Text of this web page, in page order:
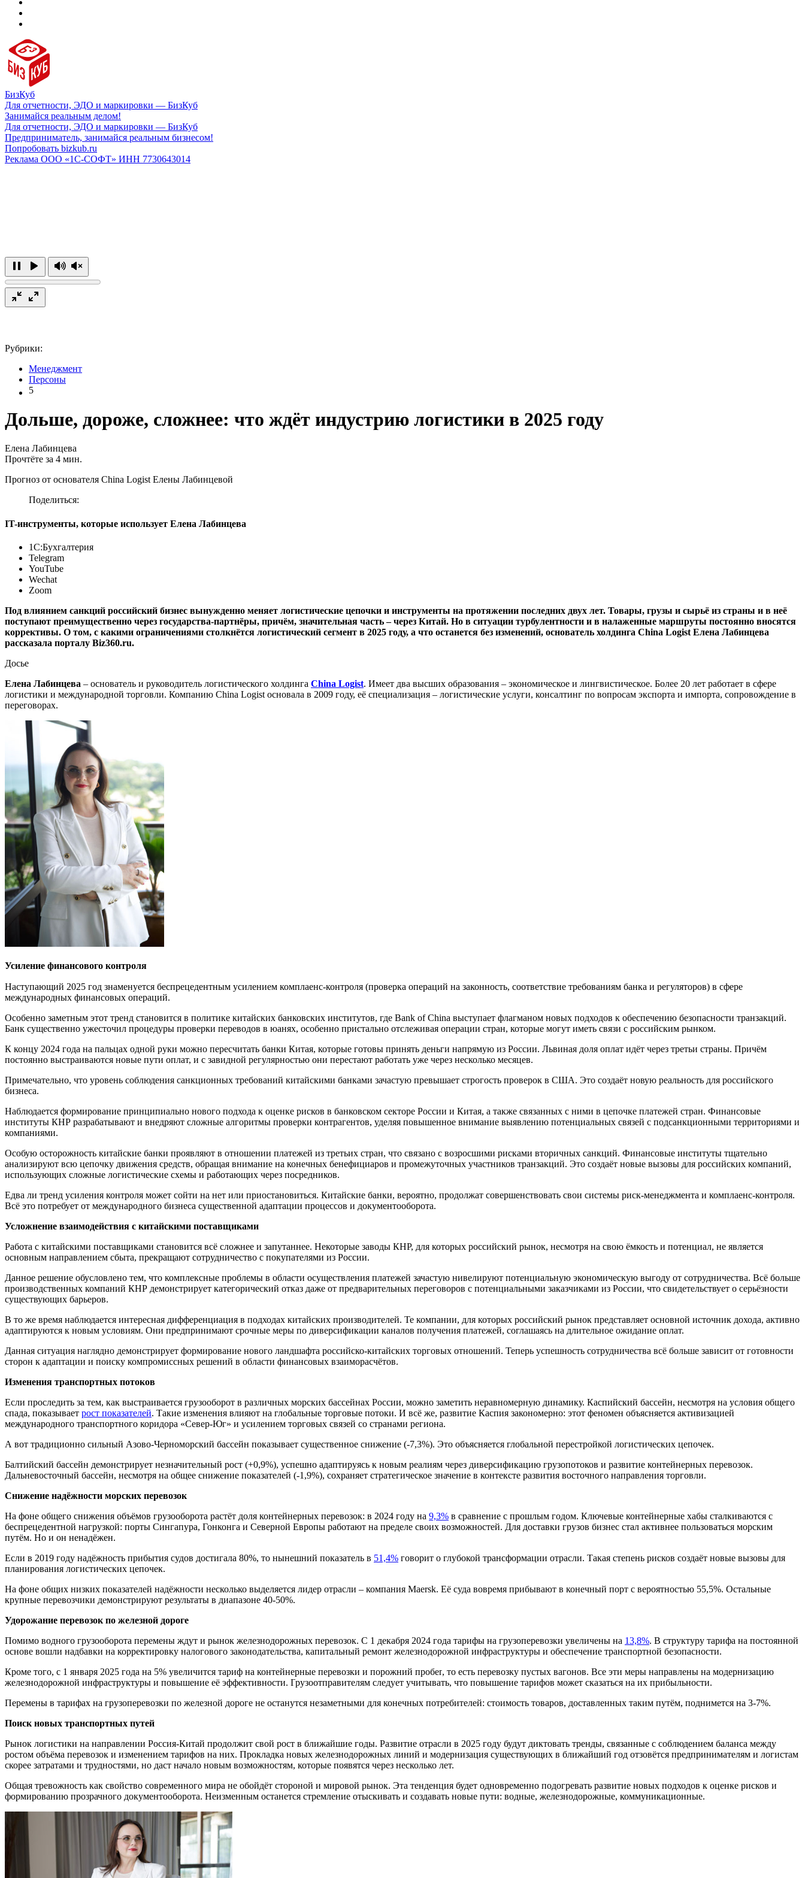
БизКуб
Для отчетности, ЭДО и маркировки — БизКуб
Занимайся реальным делом!
Для отчетности, ЭДО и маркировки — БизКуб
Предприниматель, занимайся реальным бизнесом!
Попробовать bizkub.ru
Реклама ООО «1С-СОФТ» ИНН 7730643014
Рубрики:
Менеджмент
Персоны
5
Дольше, дороже, сложнее: что ждёт индустрию логистики в 2025 году
Елена Лабинцева
Прочтёте за 4 мин.
Прогноз от основателя China Logist Елены Лабинцевой
Поделиться:
IT-инструменты, которые использует Елена Лабинцева
1С:Бухгалтерия
Telegram
YouTube
Wechat
Zoom
Под влиянием санкций российский бизнес вынужденно меняет логистические цепочки и инструменты на протяжении последних двух лет. Товары, грузы и сырьё из страны и в неё
поступают преимущественно через государства-партнёры, причём, значительная часть – через Китай. Но в ситуации турбулентности и в налаженные маршруты постоянно вносятся
коррективы. О том, с какими ограничениями столкнётся логистический сегмент в 2025 году, а что останется без изменений, основатель холдинга China Logist Елена Лабинцева
рассказала порталу Biz360.ru.
Досье
Елена Лабинцева – основатель и руководитель логистического холдинга China Logist. Имеет два высших образования – экономическое и лингвистическое. Более 20 лет работает в сфере
логистики и международной торговли. Компанию China Logist основала в 2009 году, её специализация – логистические услуги, консалтинг по вопросам экспорта и импорта, сопровождение в
переговорах.
Усиление финансового контроля
Наступающий 2025 год знаменуется беспрецедентным усилением комплаенс-контроля (проверка операций на законность, соответствие требованиям банка и регуляторов) в сфере
международных финансовых операций.
Особенно заметным этот тренд становится в политике китайских банковских институтов, где Bank of China выступает флагманом новых подходов к обеспечению безопасности транзакций.
Банк существенно ужесточил процедуры проверки переводов в юанях, особенно пристально отслеживая операции стран, которые могут иметь связи с российским рынком.
К концу 2024 года на пальцах одной руки можно пересчитать банки Китая, которые готовы принять деньги напрямую из России. Львиная доля оплат идёт через третьи страны. Причём
постоянно выстраиваются новые пути оплат, и с завидной регулярностью они перестают работать уже через несколько месяцев.
Примечательно, что уровень соблюдения санкционных требований китайскими банками зачастую превышает строгость проверок в США. Это создаёт новую реальность для российского
бизнеса.
Наблюдается формирование принципиально нового подхода к оценке рисков в банковском секторе России и Китая, а также связанных с ними в цепочке платежей стран. Финансовые
институты КНР разрабатывают и внедряют сложные алгоритмы проверки контрагентов, уделяя повышенное внимание выявлению потенциальных связей с подсанкционными территориями и
компаниями.
Особую осторожность китайские банки проявляют в отношении платежей из третьих стран, что связано с возросшими рисками вторичных санкций. Финансовые институты тщательно
анализируют всю цепочку движения средств, обращая внимание на конечных бенефициаров и промежуточных участников транзакций. Это создаёт новые вызовы для российских компаний,
использующих сложные логистические схемы и работающих через посредников.
Едва ли тренд усиления контроля может сойти на нет или приостановиться. Китайские банки, вероятно, продолжат совершенствовать свои системы риск-менеджмента и комплаенс-контроля.
Всё это потребует от международного бизнеса существенной адаптации процессов и документооборота.
Усложнение взаимодействия с китайскими поставщиками
Работа с китайскими поставщиками становится всё сложнее и запутаннее. Некоторые заводы КНР, для которых российский рынок, несмотря на свою ёмкость и потенциал, не является
основным направлением сбыта, прекращают сотрудничество с покупателями из России.
Данное решение обусловлено тем, что комплексные проблемы в области осуществления платежей зачастую нивелируют потенциальную экономическую выгоду от сотрудничества. Всё больше
производственных компаний КНР демонстрирует категорический отказ даже от предварительных переговоров с потенциальными заказчиками из России, что свидетельствует о серьёзности
существующих барьеров.
В то же время наблюдается интересная дифференциация в подходах китайских производителей. Те компании, для которых российский рынок представляет основной источник дохода, активно
адаптируются к новым условиям. Они предпринимают срочные меры по диверсификации каналов получения платежей, соглашаясь на длительное ожидание оплат.
Данная ситуация наглядно демонстрирует формирование нового ландшафта российско-китайских торговых отношений. Теперь успешность сотрудничества всё больше зависит от готовности
сторон к адаптации и поиску компромиссных решений в области финансовых взаиморасчётов.
Изменения транспортных потоков
Если проследить за тем, как выстраивается грузооборот в различных морских бассейнах России, можно заметить неравномерную динамику. Каспийский бассейн, несмотря на условия общего
спада, показывает рост показателей. Такие изменения влияют на глобальные торговые потоки. И всё же, развитие Каспия закономерно: этот феномен объясняется активизацией
международного транспортного коридора «Север-Юг» и усилением торговых связей со странами региона.
А вот традиционно сильный Азово-Черноморский бассейн показывает существенное снижение (-7,3%). Это объясняется глобальной перестройкой логистических цепочек.
Балтийский бассейн демонстрирует незначительный рост (+0,9%), успешно адаптируясь к новым реалиям через диверсификацию грузопотоков и развитие контейнерных перевозок.
Дальневосточный бассейн, несмотря на общее снижение показателей (-1,9%), сохраняет стратегическое значение в контексте развития восточного направления торговли.
Снижение надёжности морских перевозок
На фоне общего снижения объёмов грузооборота растёт доля контейнерных перевозок: в 2024 году на 9,3% в сравнение с прошлым годом. Ключевые контейнерные хабы сталкиваются с
беспрецедентной нагрузкой: порты Сингапура, Гонконга и Северной Европы работают на пределе своих возможностей. Для доставки грузов бизнес стал активнее пользоваться морским
путём. Но и он ненадёжен.
Если в 2019 году надёжность прибытия судов достигала 80%, то нынешний показатель в 51,4% говорит о глубокой трансформации отрасли. Такая степень рисков создаёт новые вызовы для
планирования логистических цепочек.
На фоне общих низких показателей надёжности несколько выделяется лидер отрасли – компания Maersk. Её суда вовремя прибывают в конечный порт с вероятностью 55,5%. Остальные
крупные перевозчики демонстрируют результаты в диапазоне 40-50%.
Удорожание перевозок по железной дороге
Помимо водного грузооборота перемены ждут и рынок железнодорожных перевозок. С 1 декабря 2024 года тарифы на грузоперевозки увеличены на 13,8%. В структуру тарифа на постоянной
основе вошли надбавки на корректировку налогового законодательства, капитальный ремонт железнодорожной инфраструктуры и обеспечение транспортной безопасности.
Кроме того, с 1 января 2025 года на 5% увеличится тариф на контейнерные перевозки и порожний пробег, то есть перевозку пустых вагонов. Все эти меры направлены на модернизацию
железнодорожной инфраструктуры и повышение её эффективности. Грузоотправителям следует учитывать, что повышение тарифов может сказаться на их прибыльности.
Перемены в тарифах на грузоперевозки по железной дороге не останутся незаметными для конечных потребителей: стоимость товаров, доставленных таким путём, поднимется на 3-7%.
Поиск новых транспортных путей
Рынок логистики на направлении Россия-Китай продолжит свой рост в ближайшие годы. Развитие отрасли в 2025 году будут диктовать тренды, связанные с соблюдением баланса между
ростом объёма перевозок и изменением тарифов на них. Прокладка новых железнодорожных линий и модернизация существующих в ближайший год отзовётся предпринимателям и логистам
скорее затратами и трудностями, но даст начало новым возможностям, которые появятся через несколько лет.
Общая тревожность как свойство современного мира не обойдёт стороной и мировой рынок. Эта тенденция будет одновременно подогревать развитие новых подходов к оценке рисков и
формированию прозрачного документооборота. Неизменным останется стремление отыскивать и создавать новые пути: водные, железнодорожные, коммуникационные.